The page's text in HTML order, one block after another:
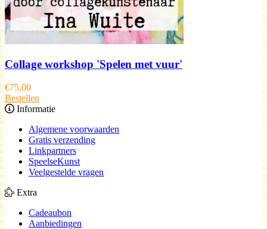
Collage workshop 'Spelen met vuur'
€75,00
Bestellen
Informatie
Algemene voorwaarden
Gratis verzending
Linkpartners
SpeelseKunst
Veelgestelde vragen
Extra
Cadeaubon
Aanbiedingen